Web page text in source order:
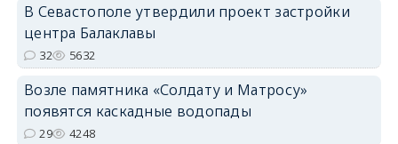
В Севастополе утвердили проект застройки
центра Балаклавы
32 5632
Возле памятника «Солдату и Матросу»
появятся каскадные водопады
29 4248